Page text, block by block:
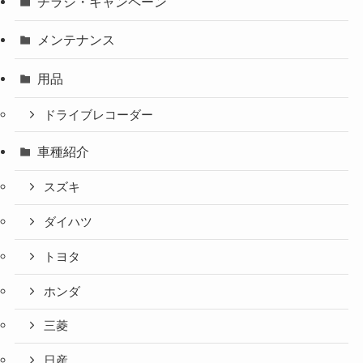
メンテナンス
用品
ドライブレコーダー
車種紹介
スズキ
ダイハツ
トヨタ
ホンダ
三菱